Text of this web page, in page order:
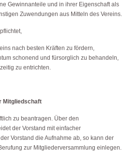
Gewinnanteile und in ihrer Eigenschaft als
Zuwendungen aus Mitteln des Vereins.
nach besten Kräften zu fördern,
schonend und fürsorglich zu behandeln,
zu entrichten.
Mitgliedschaft
zu beantragen. Über den
der Vorstand mit einfacher
Vorstand die Aufnahme ab, so kann der
zur Mitgliederversammlung einlegen.